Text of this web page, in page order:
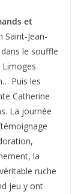
et
Saint-Jean-
le souffle
Limoges
Puis les
Catherine
La journée
la
ruche
jeu y ont